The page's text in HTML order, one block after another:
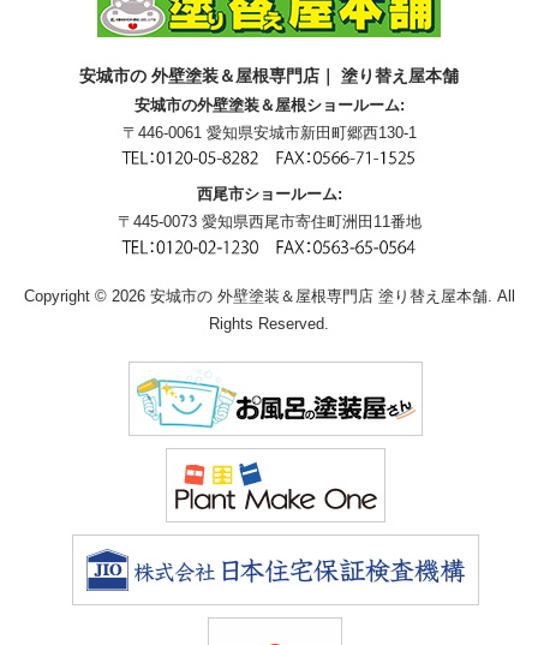
安城市の 外壁塗装＆屋根専門店｜ 塗り替え屋本舗
安城市の外壁塗装＆屋根ショールーム:
〒446-0061 愛知県安城市新田町郷西130-1
西尾市ショールーム:
〒445-0073 愛知県西尾市寄住町洲田11番地
Copyright © 2026 安城市の 外壁塗装＆屋根専門店 塗り替え屋本舗. All
Rights Reserved.